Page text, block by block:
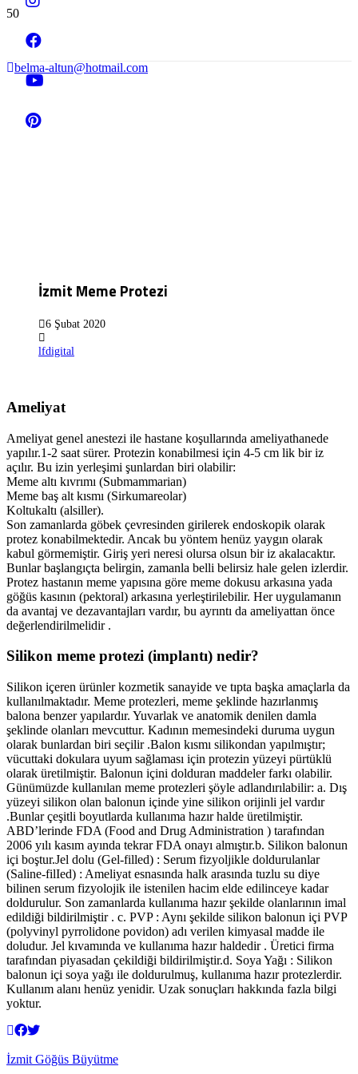
belma-altun@hotmail.com
İzmit Meme Protezi
6 Şubat 2020
lfdigital
Ameliyat
Ameliyat genel anestezi ile hastane koşullarında ameliyathanede
yapılır.1-2 saat sürer. Protezin konabilmesi için 4-5 cm lik bir iz
açılır. Bu izin yerleşimi şunlardan biri olabilir:
Meme altı kıvrımı (Submammarian)
Meme baş alt kısmı (Sirkumareolar)
Koltukaltı (alsiller).
Son zamanlarda göbek çevresinden girilerek endoskopik olarak
protez konabilmektedir. Ancak bu yöntem henüz yaygın olarak
kabul görmemiştir. Giriş yeri neresi olursa olsun bir iz akalacaktır.
Bunlar başlangıçta belirgin, zamanla belli belirsiz hale gelen izlerdir.
Protez hastanın meme yapısına göre meme dokusu arkasına yada
göğüs kasının (pektoral) arkasına yerleştirilebilir. Her uygulamanın
da avantaj ve dezavantajları vardır, bu ayrıntı da ameliyattan önce
değerlendirilmelidir .
Silikon meme protezi (implantı) nedir?
Silikon içeren ürünler kozmetik sanayide ve tıpta başka amaçlarla da
kullanılmaktadır. Meme protezleri, meme şeklinde hazırlanmış
balona benzer yapılardır. Yuvarlak ve anatomik denilen damla
şeklinde olanları mevcuttur. Kadının memesindeki duruma uygun
olarak bunlardan biri seçilir .Balon kısmı silikondan yapılmıştır;
vücuttaki dokulara uyum sağlaması için protezin yüzeyi pürtüklü
olarak üretilmiştir. Balonun içini dolduran maddeler farkı olabilir.
Günümüzde kullanılan meme protezleri şöyle adlandırılabilir: a. Dış
yüzeyi silikon olan balonun içinde yine silikon orijinli jel vardır
.Bunlar çeşitli boyutlarda kullanıma hazır halde üretilmiştir.
ABD’lerinde FDA (Food and Drug Administration ) tarafından
2006 yılı kasım ayında tekrar FDA onayı almıştır.b. Silikon balonun
içi boştur.Jel dolu (Gel-filled) : Serum fizyoljikle doldurulanlar
(Saline-filIed) : Ameliyat esnasında halk arasında tuzlu su diye
bilinen serum fizyolojik ile istenilen hacim elde edilinceye kadar
doldurulur. Son zamanlarda kullanıma hazır şekilde olanlarının imal
edildiği bildirilmiştir . c. PVP : Aynı şekilde silikon balonun içi PVP
(polyvinyl pyrrolidone povidon) adı verilen kimyasal madde ile
doludur. Jel kıvamında ve kullanıma hazır haldedir . Üretici firma
tarafından piyasadan çekildiği bildirilmiştir.d. Soya Yağı : Silikon
balonun içi soya yağı ile doldurulmuş, kullanıma hazır protezlerdir.
Kullanım alanı henüz yenidir. Uzak sonuçları hakkında fazla bilgi
yoktur.
İzmit Göğüs Büyütme